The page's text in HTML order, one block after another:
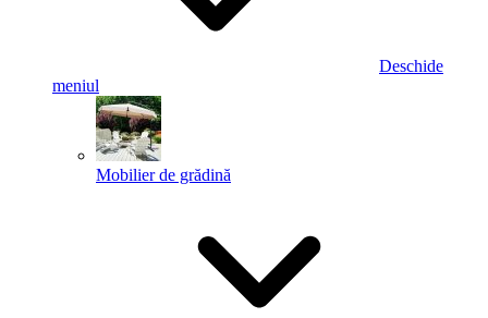
Deschide
meniul
Mobilier de grădină